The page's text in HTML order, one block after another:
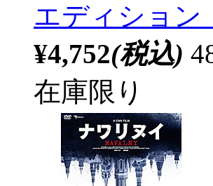
エディション
¥4,752(税込)
在庫限り